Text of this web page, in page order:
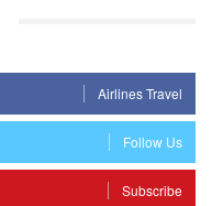
Airlines Travel
Follow Us
Subscribe